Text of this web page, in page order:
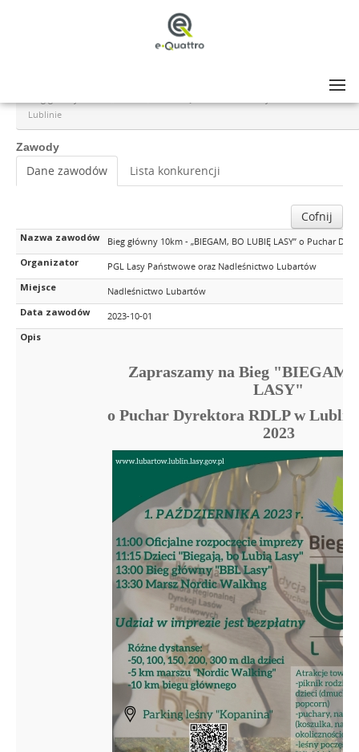
Lublinie
Zawody
Dane zawodów Lista konkurencji
Cofnij
Nazwa zawodów
Bieg główny 10km - „BIEGAM, BO LUBIĘ LASY” o Puchar
Organizator
PGL Lasy Państwowe oraz Nadleśnictwo Lubartów
Miejsce
Nadleśnictwo Lubartów
Data zawodów
2023-10-01
Opis
Zapraszamy na Bieg "BIEGAM
LASY"
o Puchar Dyrektora RDLP w
2023